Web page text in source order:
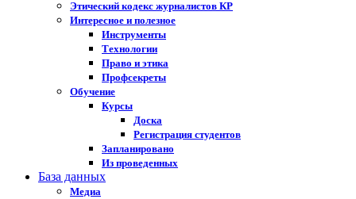
Этический кодекс журналистов КР
Интересное и полезное
Инструменты
Технологии
Право и этика
Профсекреты
Обучение
Курсы
Доска
Регистрация студентов
Запланировано
Из проведенных
База данных
Медиа